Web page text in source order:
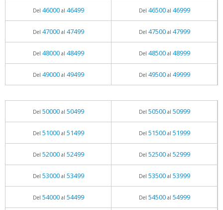
Del 46000al 46499 Del 46500al 46999
Del 47000al 47499 Del 47500al 47999
Del 48000al 48499 Del 48500al 48999
Del 49000al 49499 Del 49500al 49999
Del 50000al 50499 Del 50500al 50999
Del 51000al 51499 Del 51500al 51999
Del 52000al 52499 Del 52500al 52999
Del 53000al 53499 Del 53500al 53999
Del 54000al 54499 Del 54500al 54999